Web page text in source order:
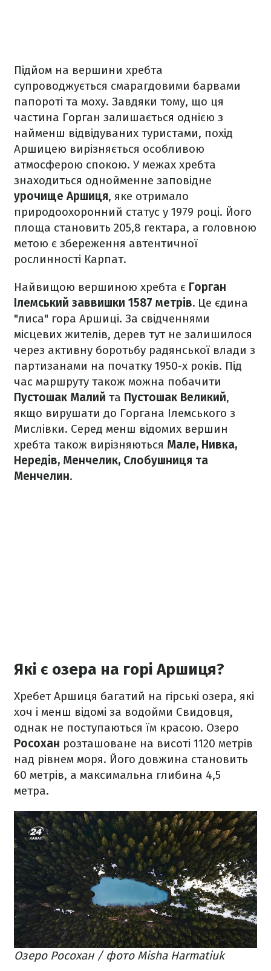
Підйом на вершини хребта
супроводжується смарагдовими барвами
папороті та моху. Завдяки тому, що ця
частина Горган залишається однією з
найменш відвідуваних туристами, похід
Аршицею вирізняється особливою
атмосферою спокою. У межах хребта
знаходиться однойменне заповідне
урочище Аршиця, яке отримало
природоохоронний статус у 1979 році. Його
площа становить 205,8 гектара, а головною
метою є збереження автентичної
рослинності Карпат.
Найвищою вершиною хребта є Горган
Ілемський заввишки 1587 метрів. Це єдина
"лиса" гора Аршиці. За свідченнями
місцевих жителів, дерев тут не залишилося
через активну боротьбу радянської влади з
партизанами на початку 1950-х років. Під
час маршруту також можна побачити
Пустошак Малий та Пустошак Великий,
якщо вирушати до Горгана Ілемського з
Мислівки. Серед менш відомих вершин
хребта також вирізняються Мале, Нивка,
Нередів, Менчелик, Слобушниця та
Менчелин.
Які є озера на горі Аршиця?
Хребет Аршиця багатий на гірські озера, які
хоч і менш відомі за водойми Свидовця,
однак не поступаються їм красою. Озеро
Росохан розташоване на висоті 1120 метрів
над рівнем моря. Його довжина становить
60 метрів, а максимальна глибина 4,5
метра.
Озеро Росохан / фото Misha Harmatiuk